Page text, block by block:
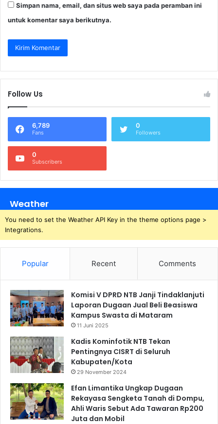
Simpan nama, email, dan situs web saya pada peramban ini
untuk komentar saya berikutnya.
Follow Us
6,789
Fans
0
Followers
0
Subscribers
Weather
You need to set the Weather API Key in the theme options page >
Integrations.
Popular Recent Comments
Komisi V DPRD NTB Janji Tindaklanjuti
Laporan Dugaan Jual Beli Beasiswa
Kampus Swasta di Mataram
11 Juni 2025
Kadis Kominfotik NTB Tekan
Pentingnya CISRT di Seluruh
Kabupaten/Kota
29 November 2024
Efan Limantika Ungkap Dugaan
Rekayasa Sengketa Tanah di Dompu,
Ahli Waris Sebut Ada Tawaran Rp200
Juta dan Mobil